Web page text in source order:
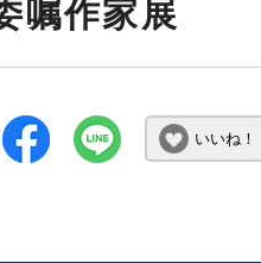
嘱作家展
いいね！